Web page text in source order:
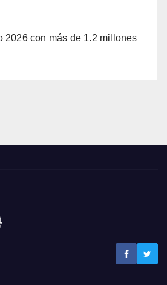
2026 con más de 1.2 millones